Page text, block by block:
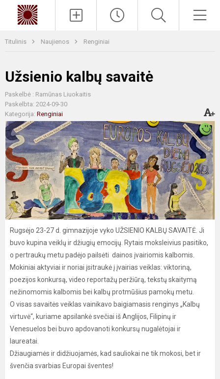
Titulinis Naujienos Renginiai
Užsienio kalbų savaitė
Paskelbė : Ramūnas Liuokaitis
Paskelbta: 2024-09-30
Kategorija: Renginiai
Rugsėjo 23-27 d. gimnazijoje vyko UŽSIENIO KALBŲ SAVAITĖ. Ji
buvo kupina veiklų ir džiugių emocijų. Rytais moksleivius pasitiko,
o pertraukų metu padėjo pailsėti dainos įvairiomis kalbomis.
Mokiniai aktyviai ir noriai įsitraukė į įvairias veiklas: viktoriną,
poezijos konkursą, video reportažų peržiūrą, tekstų skaitymą
nežinomomis kalbomis bei kalbų protmūšius pamokų metu.
O visas savaitės veiklas vainikavo baigiamasis renginys „Kalbų
virtuvė“, kuriame apsilankė svečiai iš Anglijos, Filipinų ir
Venesuelos bei buvo apdovanoti konkursų nugalėtojai ir
laureatai.
Džiaugiamės ir didžiuojamės, kad sauliokai ne tik mokosi, bet ir
švenčia svarbias Europai šventes!